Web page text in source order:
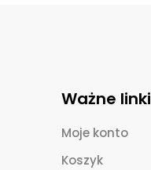
Ważne linki
Moje konto
Koszyk